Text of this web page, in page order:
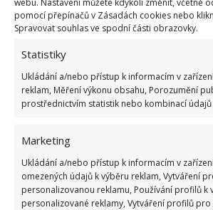
webu. Nastavení můžete kdykoli změnit, včetně
pomocí přepínačů v Zásadách cookies nebo
Spravovat souhlas ve spodní části obrazovky.
Statistiky
Ukládání a/nebo přístup k informacím v
reklam, Měření výkonu obsahu, Porozumění
prostřednictvím statistik nebo kombinací údajů
Marketing
Ukládání a/nebo přístup k informacím v
omezených údajů k výběru reklam, Vytváření
personalizovanou reklamu, Používání profilů k
personalizované reklamy, Vytváření profilů
Obrázek:pixabay.com